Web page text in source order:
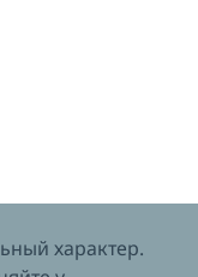
характер.